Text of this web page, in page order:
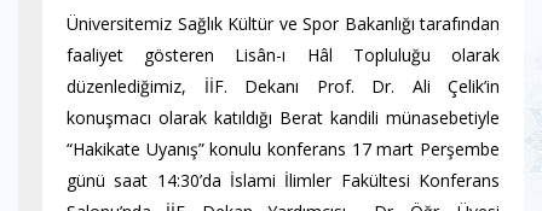
Üniversitemiz Sağlık Kültür ve Spor Bakanlığı tarafından
faaliyet gösteren Lisân-ı Hâl Topluluğu olarak
düzenlediğimiz, İİF. Dekanı Prof. Dr. Ali Çelik’in
konuşmacı olarak katıldığı Berat kandili münasebetiyle
“Hakikate Uyanış” konulu konferans 17 mart Perşembe
günü saat 14:30’da İslami İlimler Fakültesi Konferans